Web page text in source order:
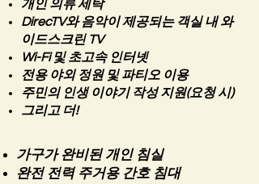
개인 의류 세탁
DirecTV와 음악이 제공되는 객실 내 와
이드스크린 TV
Wi-Fi 및 초고속 인터넷
전용 야외 정원 및 파티오 이용
주민의 인생 이야기 작성 지원(요청 시)
그리고 더!
가구가 완비된 개인 침실
완전 전력 주거용 간호 침대